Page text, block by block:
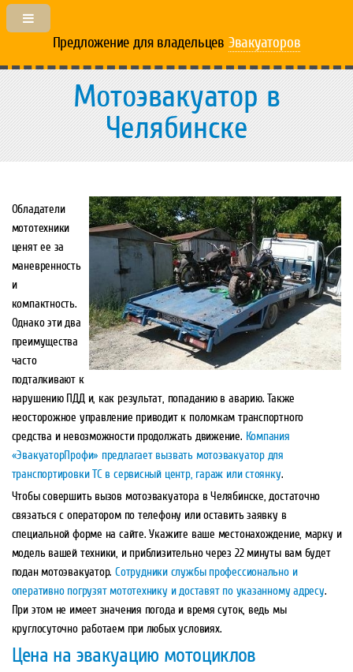
Предложение для владельцев Эвакуаторов
Мотоэвакуатор в
Челябинске
Обладатели
мототехники
ценят ее за
маневренность
и
компактность.
Однако эти два
преимущества
часто
подталкивают к
нарушению ПДД и, как результат, попаданию в аварию. Также
неосторожное управление приводит к поломкам транспортного
средства и невозможности продолжать движение. Компания
«ЭвакуаторПрофи» предлагает вызвать мотоэвакуатор для
транспортировки ТС в сервисный центр, гараж или стоянку.
Чтобы совершить вызов мотоэвакуатора в Челябинске, достаточно
связаться с оператором по телефону или оставить заявку в
специальной форме на сайте. Укажите ваше местонахождение, марку и
модель вашей техники, и приблизительно через 22 минуты вам будет
подан мотоэвакуатор.Сотрудники службы профессионально и
оперативно погрузят мототехнику и доставят по указанному адресу.
При этом не имеет значения погода и время суток, ведь мы
круглосуточно работаем при любых условиях.
Цена на эвакуацию мотоциклов